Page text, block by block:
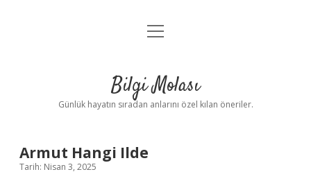
Anasayfa
Yasal Uyarı
menüyü
Bilgi Molası
Günlük hayatın sıradan anlarını özel kılan öneriler.
Armut Hangi Ilde
Tarih: Nisan 3, 2025